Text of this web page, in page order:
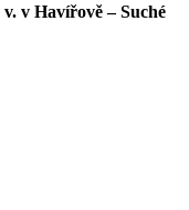
v Havířově – Suché